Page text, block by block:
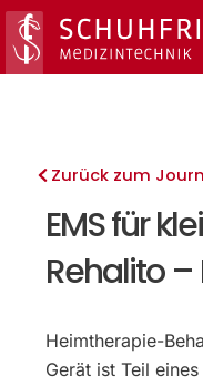
Zum
Inhalt
springen
Zurück zum
EMS für
Rehalito
Heimtherapie-
Gerät ist Teil